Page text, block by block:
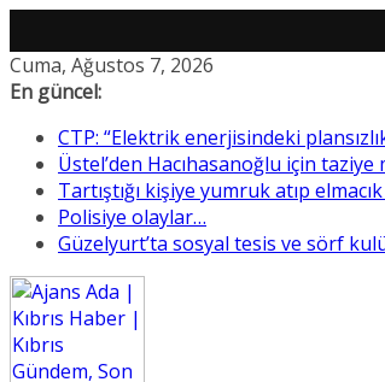
Skip
to
Cuma, Ağustos 7, 2026
En güncel:
CTP: “Elektrik enerjisindeki
Üstel’den Hacıhasanoğlu için
Tartıştığı kişiye yumruk atıp
Polisiye olaylar…
Güzelyurt’ta sosyal tesis ve sörf